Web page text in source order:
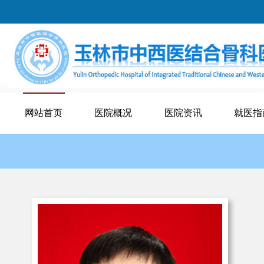
网站首页 医院概况 医院资讯 就医